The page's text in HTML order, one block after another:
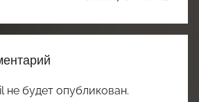
не будет опубликован.